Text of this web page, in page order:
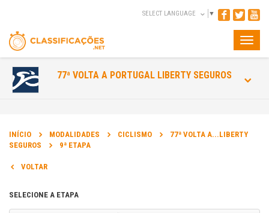
Toggle
SELECT LANGUAGE ▼
77ª VOLTA A PORTUGAL LIBERTY SEGUROS
INÍCIO MODALIDADES CICLISMO
77ª VOLTA A...LIBERTY
SEGUROS
9ª ETAPA
VOLTAR
SELECIONE A ETAPA